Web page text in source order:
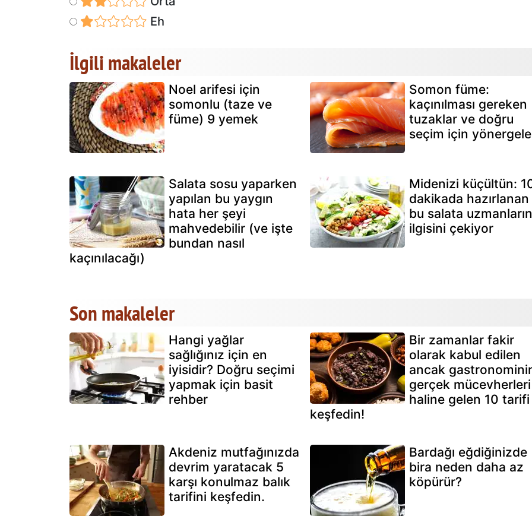
Eh
İlgili makaleler
Noel arifesi için
somonlu (taze ve
füme) 9 yemek
Somon füme:
kaçınılması gereken
tuzaklar ve doğru
seçim için
Salata sosu yaparken
yapılan bu yaygın
hata her şeyi
mahvedebilir (ve işte
bundan nasıl
kaçınılacağı)
Midenizi küçültün:
dakikada hazırlanan
bu salata uzmanların
ilgisini çekiyor
Son makaleler
Hangi yağlar
sağlığınız için en
iyisidir? Doğru seçimi
yapmak için basit
rehber
Bir zamanlar fakir
olarak kabul edilen
ancak
gerçek mücevherleri
haline gelen 10 tarifi
keşfedin!
Akdeniz mutfağınızda
devrim yaratacak 5
karşı konulmaz balık
tarifini keşfedin.
Bardağı eğdiğinizde
bira neden daha az
köpürür?